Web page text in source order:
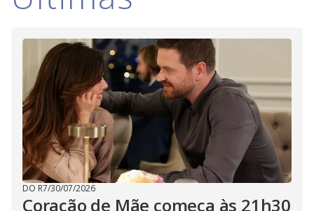
i
d
e
o
DO R7/30/07/2026
Coração de Mãe começa às 21h30